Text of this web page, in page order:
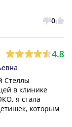
0
4.8
Стеллы
в клинике
я стала
которым